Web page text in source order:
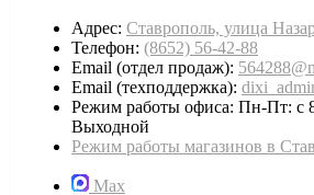
Адрес: Ставрополь, улица
Телефон: (8652) 56-42-88
Email (отдел продаж):
Email (техподдержка):
Режим работы офиса: Пн-Пт: с
Выходной
Режим работы магазинов в
Max